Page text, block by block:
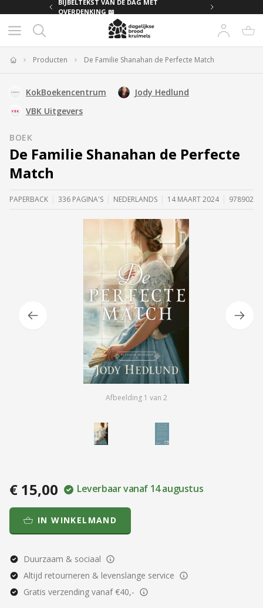
BIJBELTEKST VAN DE DAG MET
OVERDENKING 📖
Producten De Familie Shanahan de Perfecte Match
KokBoekencentrum
Jody Hedlund
VBK Uitgevers
BOEK
De Familie Shanahan de Perfecte
Match
PAPERBACK 336 PAGINA'S NEDERLANDS 14 MAART 2024
Afbeelding 1 van 2
€ 15,00 Leverbaar vanaf 14 augustus
IN WINKELMAND
Duurzaam & sociaal
Altijd retourneren & levenslange service
Gratis verzending vanaf €40,-